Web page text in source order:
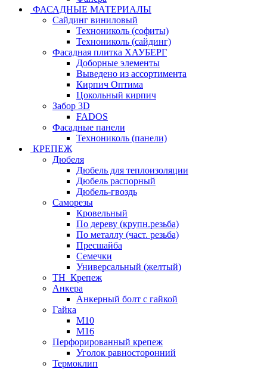
ФАСАДНЫЕ МАТЕРИАЛЫ
Сайдинг виниловый
Технониколь (софиты)
Технониколь (сайдинг)
Фасадная плитка ХАУБЕРГ
Доборные элементы
Выведено из ассортимента
Кирпич Оптима
Цокольный кирпич
Забор 3D
FADOS
Фасадные панели
Технониколь (панели)
КРЕПЕЖ
Дюбеля
Дюбель для теплоизоляции
Дюбель распорный
Дюбель-гвоздь
Саморезы
Кровельный
По дереву (крупн.резьба)
По металлу (част. резьба)
Пресшайба
Семечки
Универсальный (желтый)
ТН_Крепеж
Анкера
Анкерный болт с гайкой
Гайка
М10
М16
Перфорированный крепеж
Уголок равносторонний
Термоклип